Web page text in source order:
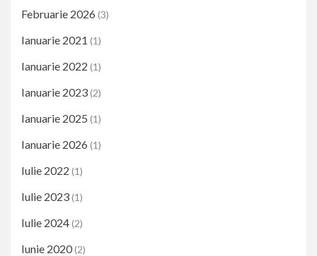
Februarie 2026 (3)
Ianuarie 2021 (1)
Ianuarie 2022 (1)
Ianuarie 2023(2)
Ianuarie 2025 (1)
Ianuarie 2026 (1)
Iulie 2022 (1)
Iulie 2023(1)
Iulie 2024(2)
Iunie 2020(2)